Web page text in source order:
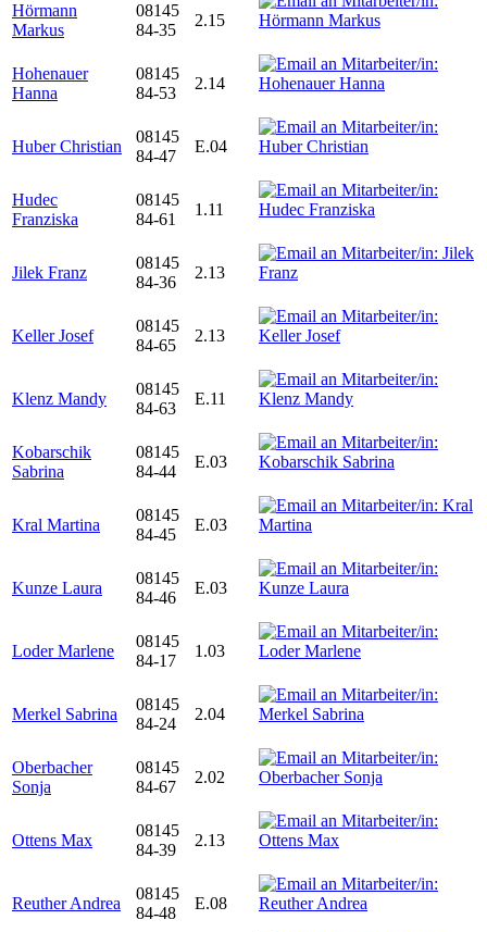
Hörmann
Markus
08145
84-35
2.15
Hohenauer
Hanna
08145
84-53
2.14
Huber Christian
08145
84-47
E.04
Hudec
Franziska
08145
84-61
1.11
Jilek Franz
08145
84-36
2.13
Keller Josef
08145
84-65
2.13
Klenz Mandy
08145
84-63
E.11
Kobarschik
Sabrina
08145
84-44
E.03
Kral Martina
08145
84-45
E.03
Kunze Laura
08145
84-46
E.03
Loder Marlene
08145
84-17
1.03
Merkel Sabrina
08145
84-24
2.04
Oberbacher
Sonja
08145
84-67
2.02
Ottens Max
08145
84-39
2.13
Reuther Andrea
08145
84-48
E.08